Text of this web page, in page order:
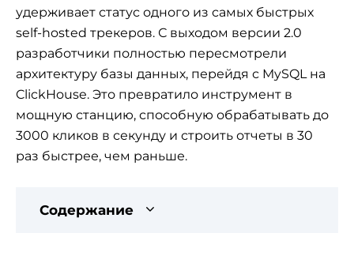
удерживает статус одного из самых быстрых
self-hosted трекеров. С выходом версии 2.0
разработчики полностью пересмотрели
архитектуру базы данных, перейдя с MySQL на
ClickHouse. Это превратило инструмент в
мощную станцию, способную обрабатывать до
3000 кликов в секунду и строить отчеты в 30
раз быстрее, чем раньше.
Содержание